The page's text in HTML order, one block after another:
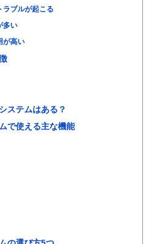
ラブルが起こる
多い
が高い
ステムはある？
で使える主な機能